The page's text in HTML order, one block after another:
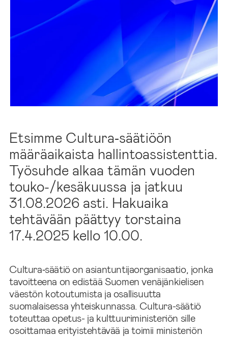
TYÖPAIKASTA
Etsimme Cultura‑säätiöön
määräaikaista hallintoassistenttia.
Työsuhde alkaa tämän vuoden
touko-/kesäkuussa ja jatkuu
31.08.2026 asti. Hakuaika
tehtävään päättyy torstaina
17.4.2025 kello 10.00.
Cultura‑säätiö on asiantuntijaorganisaatio, jonka
tavoitteena on edistää Suomen venäjänkielisen
väestön kotoutumista ja osallisuutta
suomalaisessa yhteiskunnassa. Cultura-säätiö
toteuttaa opetus- ja kulttuuriministeriön sille
osoittamaa erityistehtävää ja toimii ministeriön